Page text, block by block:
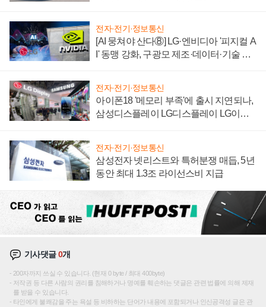
전자·전기·정보통신
[AI 뭉쳐야 산다⑧] LG·엔비디아 '피지컬 A
I' 동맹 강화, 구광모 제조·데이터·기술 결
전자·전기·정보통신
아이폰18 '메모리 부족'에 출시 지연되나,
삼성디스플레이 LG디스플레이 LG이노
전자·전기·정보통신
삼성전자 넷리스트와 특허분쟁 매듭, 5년
동안 최대 1.3조 라이선스비 지급
기사댓글0개
200자까지 쓰실 수 있습니다. (현재 0 byte / 최대 400byte)
저작권 등 다른 사람의 권리를 침해하거나 명예를 훼손하는 댓글은 관련 법률에 의해 제재
를 받을 수 있습니다.
타인에게 불쾌감을 주는 욕설 등 비하하는 단어가 내용에 포함되거나 인신공격성 글은 관